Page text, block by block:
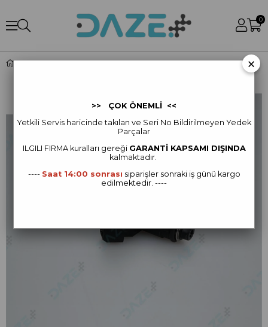
0
D12000i - Electric Injector Nozzle (ZS) ×
>> ÇOK ÖNEMLİ <<
Yetkili Servis haricinde takılan ve Seri No Bildirilmeyen Yedek
Parçalar
ILGILI FIRMA kuralları gereği GARANTİ KAPSAMI DIŞINDA
kalmaktadır.
---- Saat 14:00 sonrası siparişler sonraki iş günü kargo
edilmektedir. ----